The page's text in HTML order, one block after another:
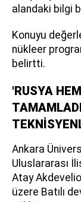
alandaki bilgi
Konuyu
nükleer
belirtti.
'RUSYA
Ankara
Uluslararası
Atay
üzere Batılı